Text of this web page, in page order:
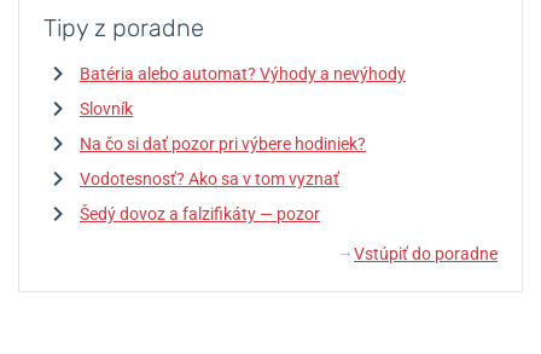
Tipy z poradne
Batéria alebo automat? Výhody a nevýhody
Slovník
Na čo si dať pozor pri výbere hodiniek?
Vodotesnosť? Ako sa v tom vyznať
Šedý dovoz a falzifikáty — pozor
↓ Vstúpiť do poradne